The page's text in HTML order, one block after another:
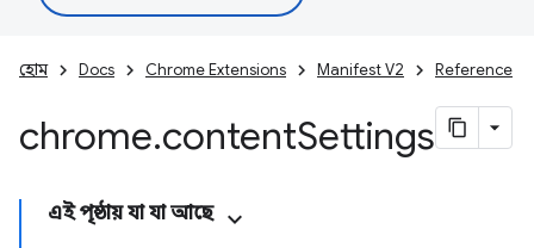
হোম Docs Chrome Extensions Manifest V2 Reference
chrome.contentSettings
এই পৃষ্ঠায় যা যা আছে